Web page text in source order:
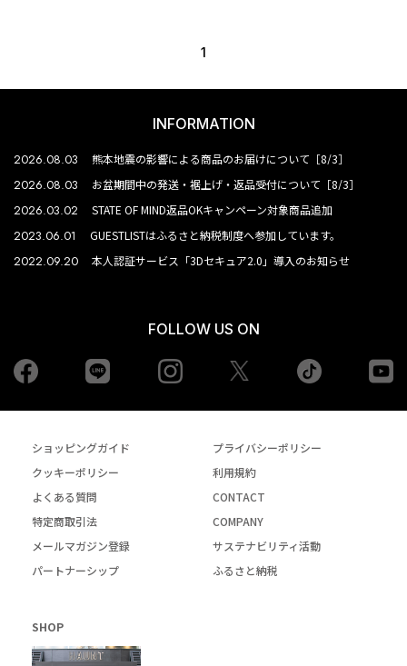
1
INFORMATION
2026.08.03 熊本地震の影響による商品のお届けについて［8/3］
2026.08.03 お盆期間中の発送・裾上げ・返品受付について［8/3］
2026.03.02 STATE OF MIND返品OKキャンペーン対象商品追加
2023.06.01 GUESTLISTはふるさと納税制度へ参加しています。
2022.09.20 本人認証サービス「3Dセキュア2.0」導入のお知らせ
FOLLOW US ON
Facebook Instagram tiktok
ショッピングガイド
プライバシーポリシー
クッキーポリシー
利用規約
よくある質問
CONTACT
特定商取引法
COMPANY
メールマガジン登録
サステナビリティ活動
パートナーシップ
ふるさと納税
SHOP